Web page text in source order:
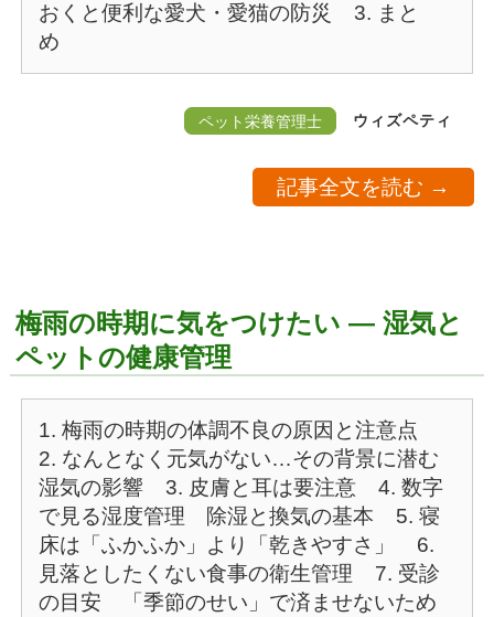
おくと便利な愛犬・愛猫の防災
3. まと
め
ペット栄養管理士 ウィズペティ
記事全文を読む →
梅雨の時期に気をつけたい ― 湿気と
ペットの健康管理
1. 梅雨の時期の体調不良の原因と注意点
2. なんとなく元気がない…その背景に潜む
湿気の影響
3. 皮膚と耳は要注意
4. 数字
で見る湿度管理 除湿と換気の基本
5. 寝
床は「ふかふか」より「乾きやすさ」
6.
見落としたくない食事の衛生管理
7. 受診
の目安 「季節のせい」で済ませないため